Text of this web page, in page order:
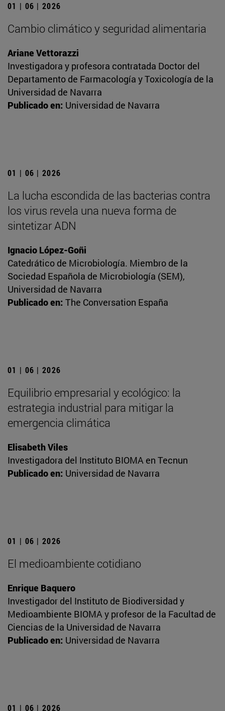
01 | 06 | 2026
Cambio climático y seguridad alimentaria
Ariane Vettorazzi
Investigadora y profesora contratada Doctor del
Departamento de Farmacología y Toxicología de la
Universidad de Navarra
Publicado en: Universidad de Navarra
01 | 06 | 2026
La lucha escondida de las bacterias contra
los virus revela una nueva forma de
sintetizar ADN
Ignacio López-Goñi
Catedrático de Microbiología. Miembro de la
Sociedad Española de Microbiología (SEM),
Universidad de Navarra
Publicado en: The Conversation España
01 | 06 | 2026
Equilibrio empresarial y ecológico: la
estrategia industrial para mitigar la
emergencia climática
Elisabeth Viles
Investigadora del Instituto BIOMA en Tecnun
Publicado en: Universidad de Navarra
01 | 06 | 2026
El medioambiente cotidiano
Enrique Baquero
Investigador del Instituto de Biodiversidad y
Medioambiente BIOMA y profesor de la Facultad de
Ciencias de la Universidad de Navarra
Publicado en: Universidad de Navarra
01 | 06 | 2026